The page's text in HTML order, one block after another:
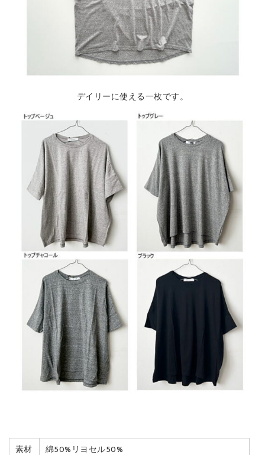
デイリーに使える一枚です。
素材 綿50%リヨセル50%